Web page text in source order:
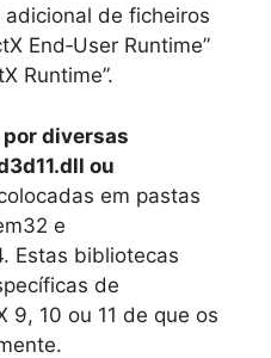
de ficheiros
End‑User Runtime”
Runtime”.
por diversas
ou
em pastas
e
Estas bibliotecas
de
9, 10 ou 11 de que os